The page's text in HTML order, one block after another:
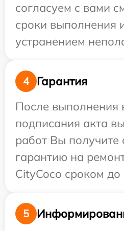
согласуем с вами
сроки выполнения
устранением
4
Гарантия
После выполнения
подписания акта
работ Вы
гарантию на
CityCoco сроком до
5